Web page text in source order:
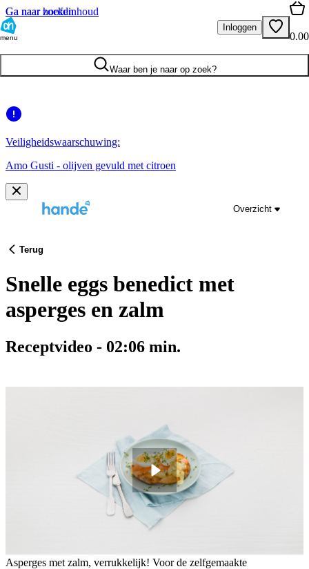
Ga naar hoofdinhoud
Ga naar zoeken
menu
Inloggen
0.00
Waar ben je naar op zoek?
Veiligheidswaarschuwing:
Amo Gusti - olijven gevuld met citroen
Overzicht
Terug
Snelle eggs benedict met
asperges en zalm
Receptvideo - 02:06 min.
Asperges met zalm, verrukkelijk! Voor de zelf­gemaakte